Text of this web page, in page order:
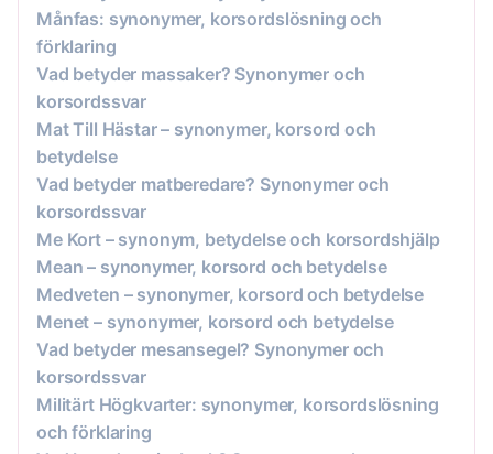
Månfas: synonymer, korsordslösning och
förklaring
Vad betyder massaker? Synonymer och
korsordssvar
Mat Till Hästar – synonymer, korsord och
betydelse
Vad betyder matberedare? Synonymer och
korsordssvar
Me Kort – synonym, betydelse och korsordshjälp
Mean – synonymer, korsord och betydelse
Medveten – synonymer, korsord och betydelse
Menet – synonymer, korsord och betydelse
Vad betyder mesansegel? Synonymer och
korsordssvar
Militärt Högkvarter: synonymer, korsordslösning
och förklaring